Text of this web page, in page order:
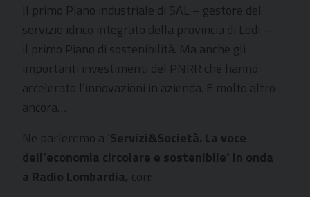
Il primo Piano industriale di SAL – gestore del
servizio idrico integrato della provincia di Lodi –
il primo Piano di sostenibilità. Ma anche gli
importanti investimenti del PNRR che hanno
accelerato l’innovazioni in azienda. E molto altro
ancora…
Ne parleremo a ‘Servizi&Società. La voce
dell’economia circolare e sostenibile’ in onda
a Radio Lombardia, con: